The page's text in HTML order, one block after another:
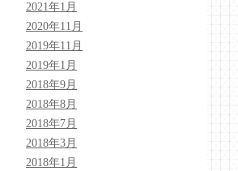
2021年1月
2020年11月
2019年11月
2019年1月
2018年9月
2018年8月
2018年7月
2018年3月
2018年1月